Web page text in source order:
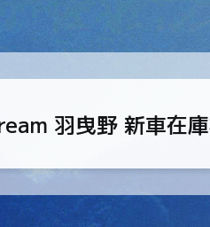
羽曳野 新車在